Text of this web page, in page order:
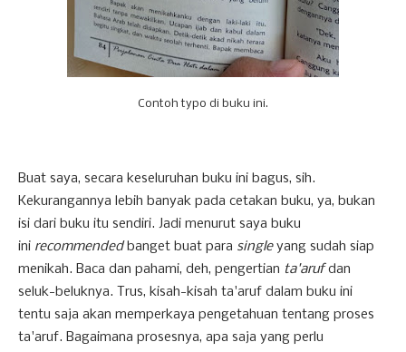
Contoh typo di buku ini.
Buat saya, secara keseluruhan buku ini bagus, sih.
Kekurangannya lebih banyak pada cetakan buku, ya, bukan
isi dari buku itu sendiri. Jadi menurut saya buku
ini recommendedbanget buat para singleyang sudah siap
menikah. Baca dan pahami, deh, pengertian ta'arufdan
seluk-beluknya. Trus, kisah-kisah ta'aruf dalam buku ini
tentu saja akan memperkaya pengetahuan tentang proses
ta'aruf. Bagaimana prosesnya, apa saja yang perlu